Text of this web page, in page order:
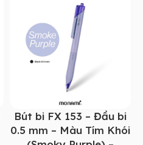
Bút bi FX 153 – Đầu bi
0.5 mm – Màu Tím Khói